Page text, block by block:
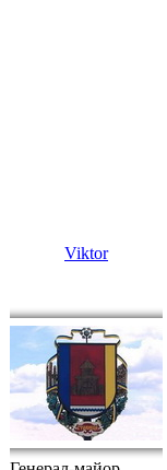
Viktor